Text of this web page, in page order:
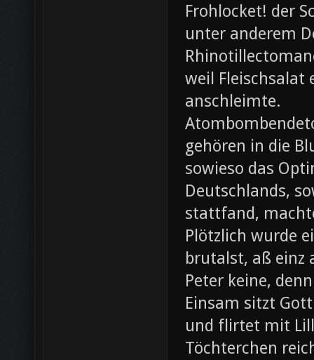
Frohlocket! der
unter anderem
weil Fleischsalat
anschleimte.
gehören in die
sowieso das
Deutschlands,
stattfand,
Plötzlich wurde
brutalst, aß einz
Peter keine,
Einsam sitzt
und flirtet mit
Töchterchen